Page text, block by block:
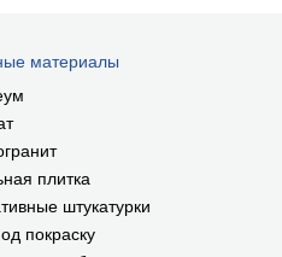
материалы
плитка
штукатурки
покраску